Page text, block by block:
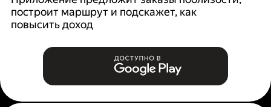
построит маршрут и подскажет, как
повысить доход